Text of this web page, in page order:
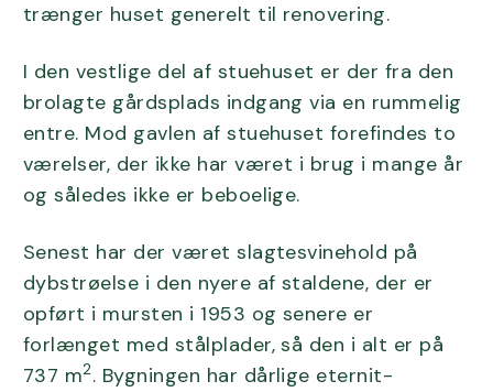
trænger huset generelt til renovering.
I den vestlige del af stuehuset er der fra den
brolagte gårdsplads indgang via en rummelig
entre. Mod gavlen af stuehuset forefindes to
værelser, der ikke har været i brug i mange år
og således ikke er beboelige.
Senest har der været slagtesvinehold på
dybstrøelse i den nyere af staldene, der er
opført i mursten i 1953 og senere er
forlænget med stålplader, så den i alt er på
737 m2. Bygningen har dårlige eternit-